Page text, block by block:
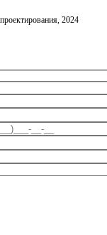
2024